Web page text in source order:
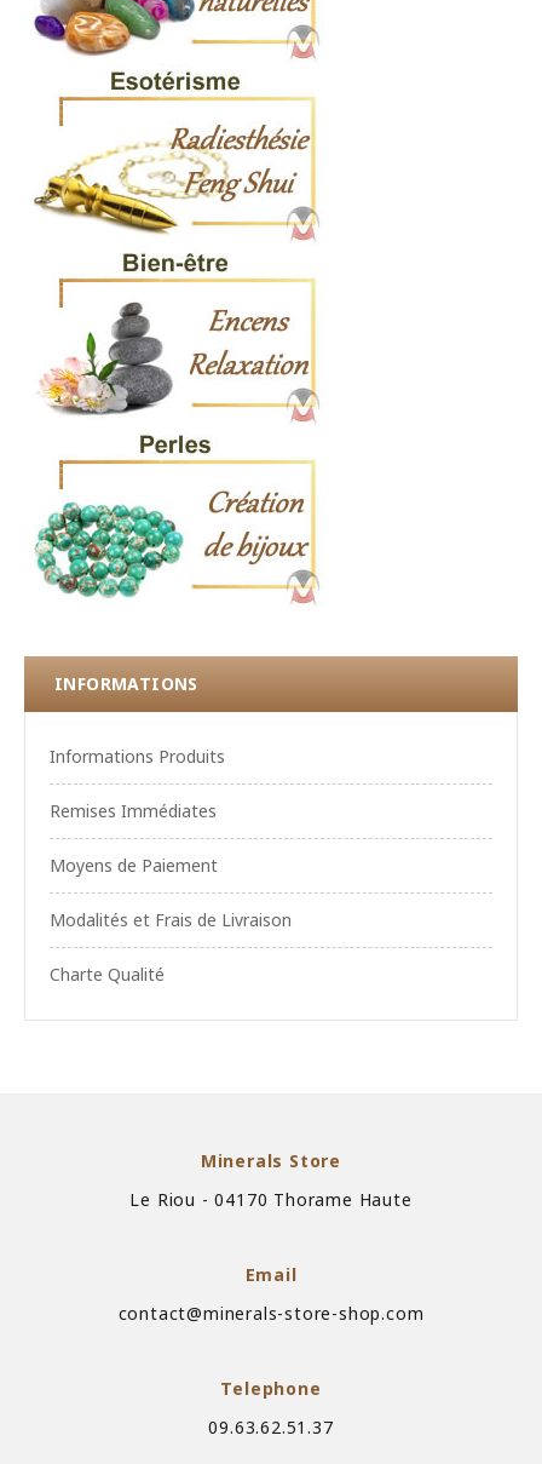
INFORMATIONS
Informations Produits
Remises Immédiates
Moyens de Paiement
Modalités et Frais de Livraison
Charte Qualité
Minerals Store
Le Riou - 04170 Thorame Haute
Email
contact@minerals-store-shop.com
Telephone
09.63.62.51.37